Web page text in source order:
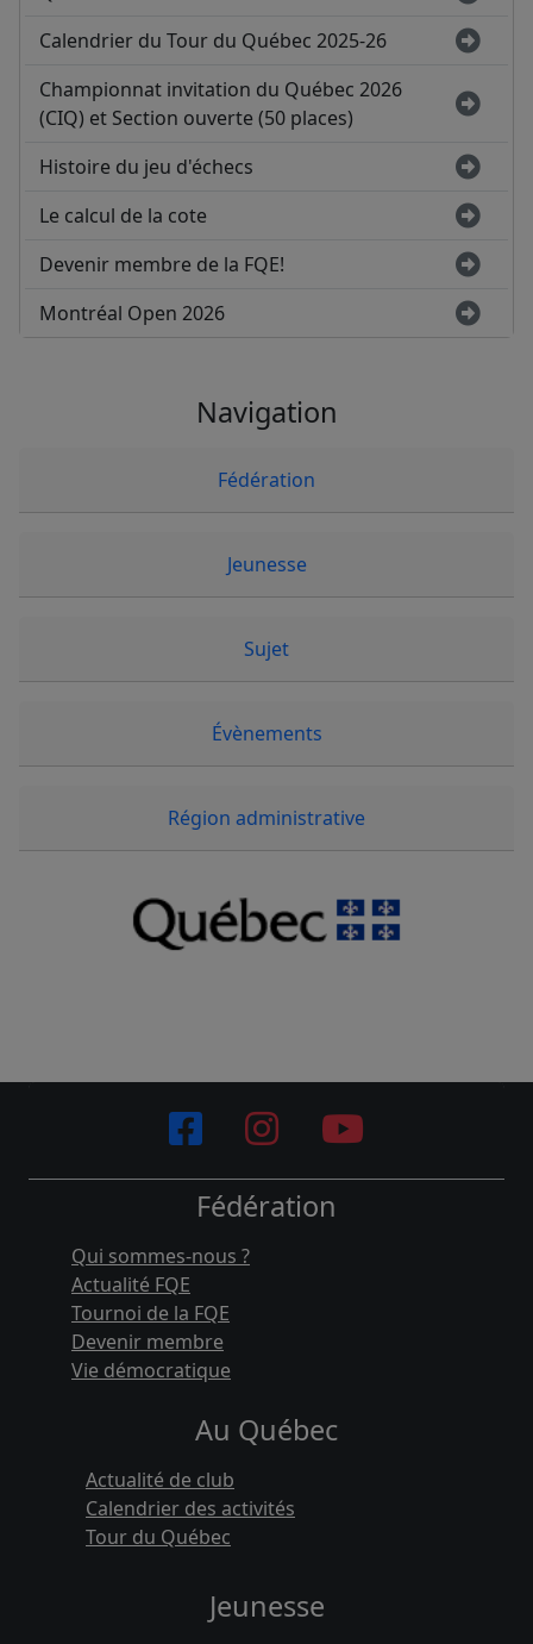
Calendrier du Tour du Québec 2025-26
Championnat invitation du Québec 2026
(CIQ) et Section ouverte (50 places)
Histoire du jeu d'échecs
Le calcul de la cote
Devenir membre de la FQE!
Montréal Open 2026
Navigation
Fédération
Jeunesse
Sujet
Évènements
Région administrative
Fédération
Qui sommes-nous ?
Actualité FQE
Tournoi de la FQE
Devenir membre
Vie démocratique
Au Québec
Actualité de club
Calendrier des activités
Tour du Québec
Jeunesse